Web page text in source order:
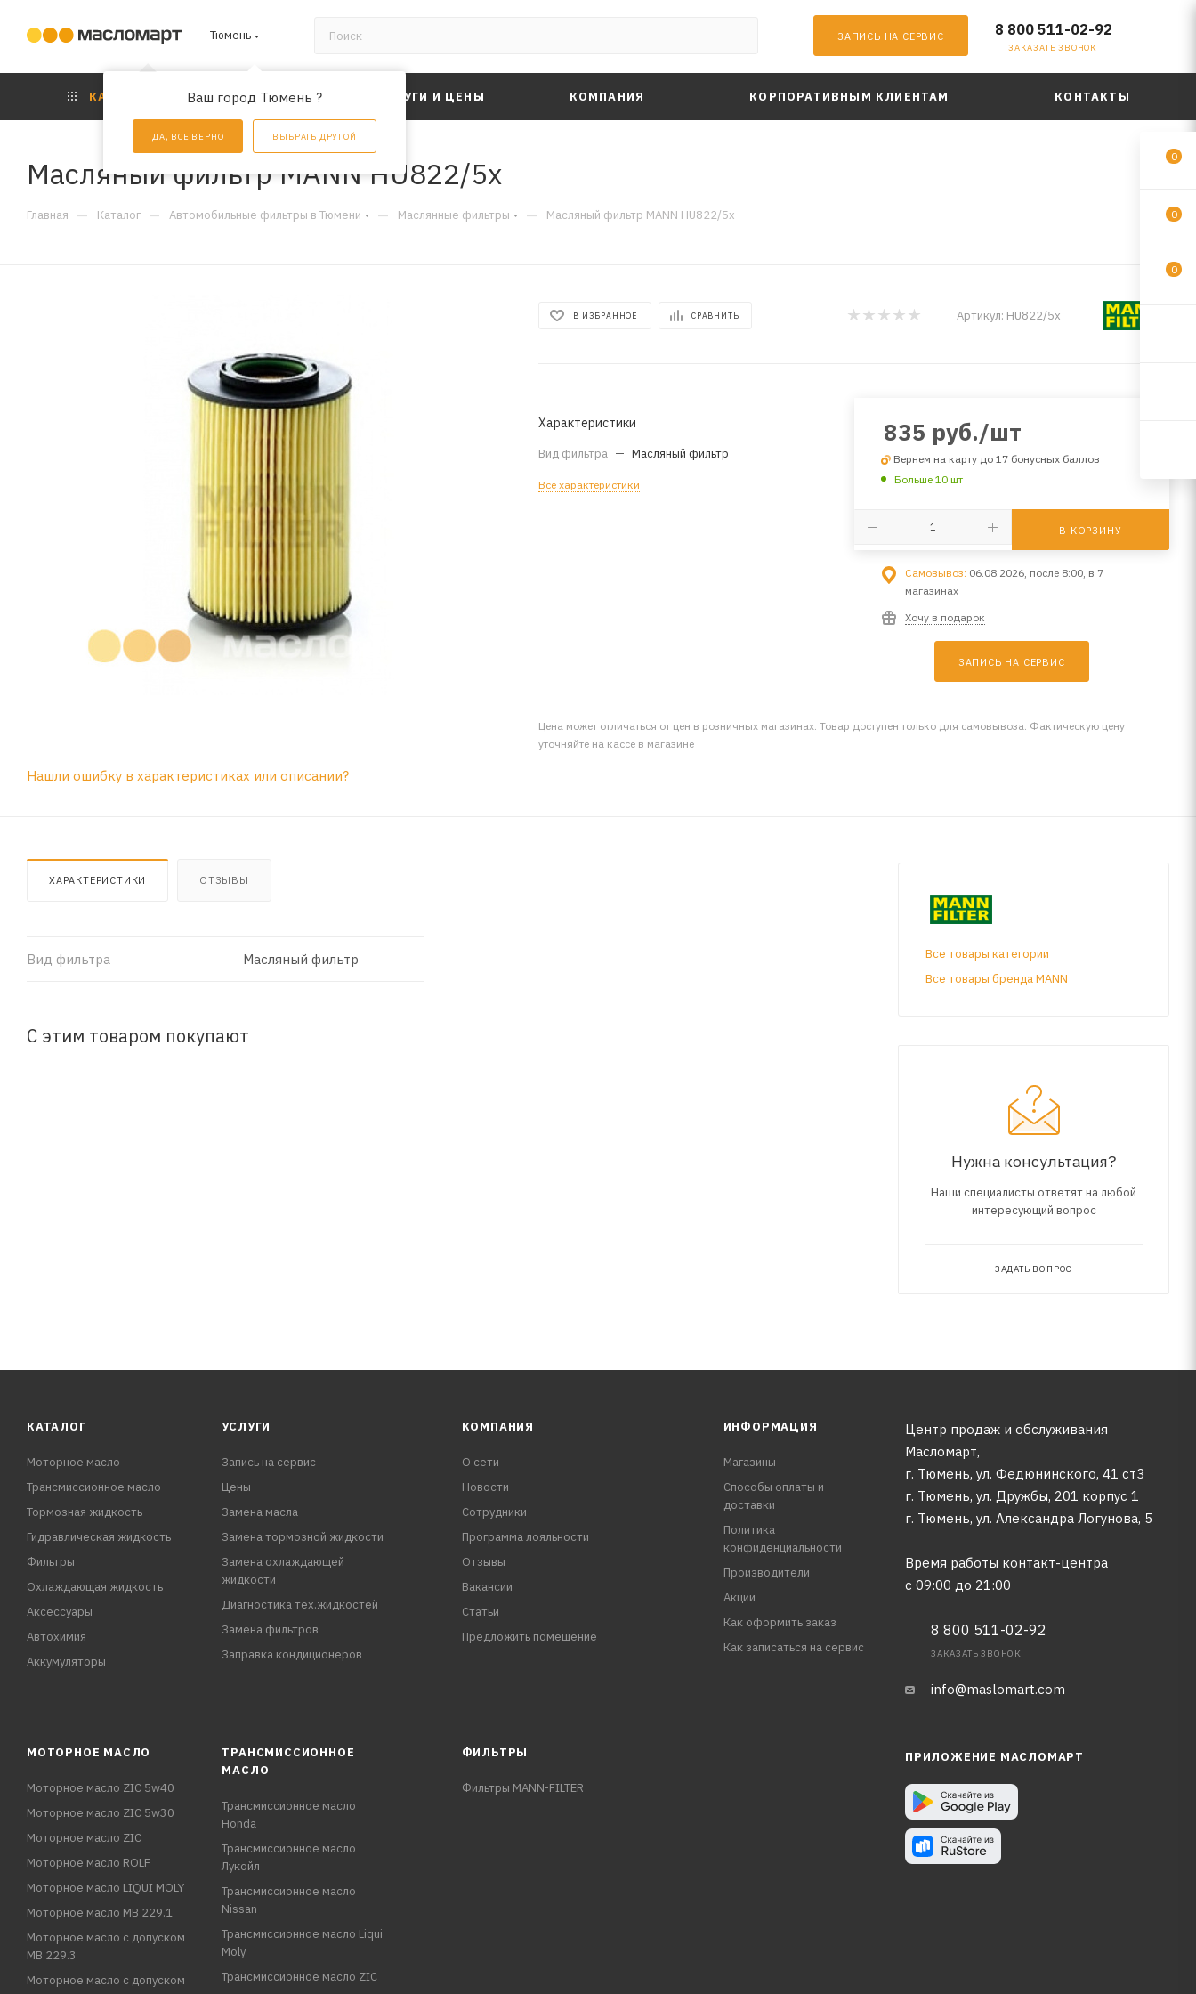
Тюмень
Ваш город Тюмень ?
ДА, ВСЕ ВЕРНО ВЫБРАТЬ ДРУГОЙ
ЗАПИСЬ НА СЕРВИС 8 800 511-02-92
ЗАКАЗАТЬ ЗВОНОК
КАТАЛОГ АКЦИИ УСЛУГИ И ЦЕНЫ КОМПАНИЯ КОРПОРАТИВНЫМ КЛИЕНТАМ КОНТАКТЫ
Масляный фильтр MANN HU822/5x
Главная — Каталог — Автомобильные фильтры в Тюмени — Маслянные фильтры — Масляный фильтр MANN HU822/5x
В ИЗБРАННОЕ СРАВНИТЬ Артикул: HU822/5x
Характеристики
Вид фильтра — Масляный фильтр
Все характеристики
835 руб./шт
Вернем на карту до 17 бонусных баллов
Больше 10 шт
В КОРЗИНУ
Самовывоз: 06.08.2026, после 8:00, в 7
магазинах
Хочу в подарок
ЗАПИСЬ НА СЕРВИС
Цена может отличаться от цен в розничных магазинах. Товар доступен только для самовывоза. Фактическую цену
уточняйте на кассе в магазине
Нашли ошибку в характеристиках или описании?
ХАРАКТЕРИСТИКИ ОТЗЫВЫ
Вид фильтра Масляный фильтр
С этим товаром покупают
Все товары категории
Все товары бренда MANN
Нужна консультация?
Наши специалисты ответят на любой
интересующий вопрос
ЗАДАТЬ ВОПРОС
КАТАЛОГ
Моторное масло
Трансмиссионное масло
Тормозная жидкость
Гидравлическая жидкость
Фильтры
Охлаждающая жидкость
Аксессуары
Автохимия
Аккумуляторы
УСЛУГИ
Запись на сервис
Цены
Замена масла
Замена тормозной жидкости
Замена охлаждающей
жидкости
Диагностика тех.жидкостей
Замена фильтров
Заправка кондиционеров
КОМПАНИЯ
О сети
Новости
Сотрудники
Программа лояльности
Отзывы
Вакансии
Статьи
Предложить помещение
ИНФОРМАЦИЯ
Магазины
Способы оплаты и
доставки
Политика
конфиденциальности
Производители
Акции
Как оформить заказ
Как записаться на сервис
Центр продаж и обслуживания
Масломарт,
г. Тюмень, ул. Федюнинского, 41 ст3
г. Тюмень, ул. Дружбы, 201 корпус 1
г. Тюмень, ул. Александра Логунова, 5
Время работы контакт-центра
с 09:00 до 21:00
8 800 511-02-92
ЗАКАЗАТЬ ЗВОНОК
info@maslomart.com
МОТОРНОЕ МАСЛО
Моторное масло ZIC 5w40
Моторное масло ZIC 5w30
Моторное масло ZIC
Моторное масло ROLF
Моторное масло LIQUI MOLY
Моторное масло MB 229.1
Моторное масло с допуском
MB 229.3
Моторное масло с допуском
ТРАНСМИССИОННОЕ
МАСЛО
Трансмиссионное масло
Honda
Трансмиссионное масло
Лукойл
Трансмиссионное масло
Nissan
Трансмиссионное масло Liqui
Moly
Трансмиссионное масло ZIC
ФИЛЬТРЫ
Фильтры MANN-FILTER
ПРИЛОЖЕНИЕ МАСЛОМАРТ
0
0
0